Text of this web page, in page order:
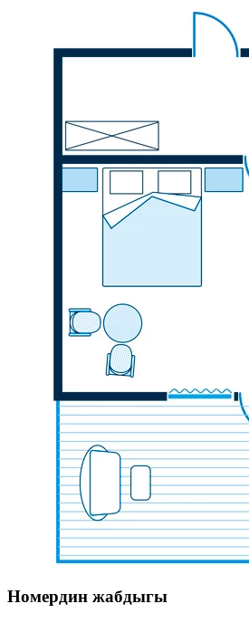
Номердин жабдыгы